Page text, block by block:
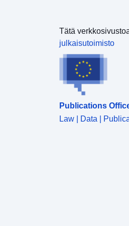
Tätä
julkaisutoimisto
Publications
Law | Data |